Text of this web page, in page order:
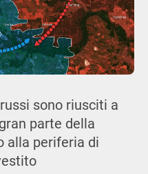
sono riusciti a
parte della
alla periferia di